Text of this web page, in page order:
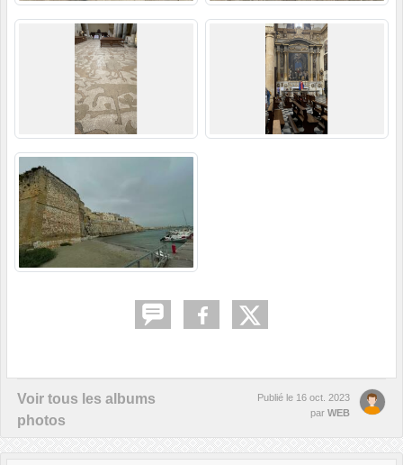
Voir tous les albums
photos
Publié le 16 oct. 2023
par WEB